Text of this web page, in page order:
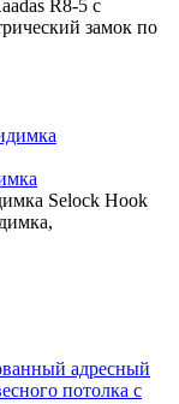
R8-5 с
замок по
Selock Hook